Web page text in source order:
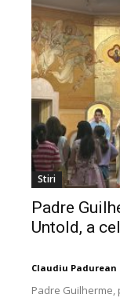
Stiri
Padre
Untold, a
Claudiu Padurean
Padre